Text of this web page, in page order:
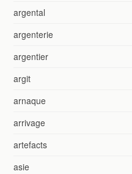
argental
argenterie
argentier
argit
arnaque
arrivage
artefacts
asie